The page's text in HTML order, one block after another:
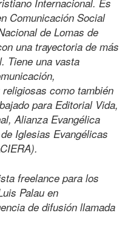
Comunicación Social
de Lomas de
una trayectoria de más
Tiene una vasta
como también
para Editorial Vida,
Alianza Evangélica
Iglesias Evangélicas
freelance para los
Palau en
de difusión llamada